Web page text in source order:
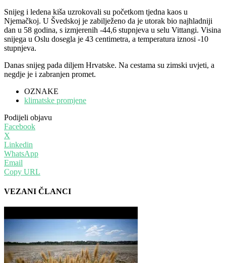
Snijeg i ledena kiša uzrokovali su početkom tjedna kaos u
Njemačkoj. U Švedskoj je zabilježeno da je utorak bio najhladniji
dan u 58 godina, s izmjerenih -44,6 stupnjeva u selu Vittangi. Visina
snijega u Oslu dosegla je 43 centimetra, a temperatura iznosi -10
stupnjeva.
Danas snijeg pada diljem Hrvatske. Na cestama su zimski uvjeti, a
negdje je i zabranjen promet.
OZNAKE
klimatske promjene
Podijeli objavu
Facebook
X
Linkedin
WhatsApp
Email
Copy URL
VEZANI ČLANCI